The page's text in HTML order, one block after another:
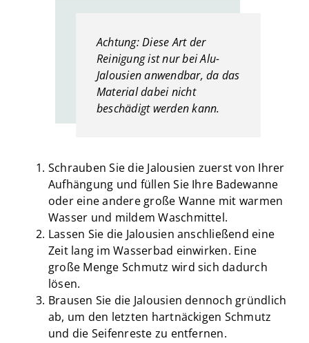
Achtung: Diese Art der
Reinigung ist nur bei Alu-
Jalousien anwendbar, da das
Material dabei nicht
beschädigt werden kann.
Schrauben Sie die Jalousien zuerst von Ihrer
Aufhängung und füllen Sie Ihre Badewanne
oder eine andere große Wanne mit warmen
Wasser und mildem Waschmittel.
Lassen Sie die Jalousien anschließend eine
Zeit lang im Wasserbad einwirken. Eine
große Menge Schmutz wird sich dadurch
lösen.
Brausen Sie die Jalousien dennoch gründlich
ab, um den letzten hartnäckigen Schmutz
und die Seifenreste zu entfernen.